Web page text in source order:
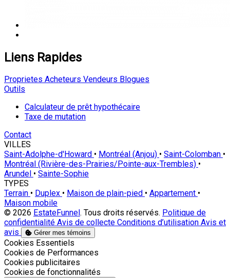
Liens Rapides
Proprietes Acheteurs Vendeurs Blogues
Outils
Calculateur de prêt hypothécaire
Taxe de mutation
Contact
VILLES
Saint-Adolphe-d'Howard • Montréal (Anjou) • Saint-Colomban •
Montréal (Rivière-des-Prairies/Pointe-aux-Trembles) •
Arundel • Sainte-Sophie
TYPES
Terrain • Duplex • Maison de plain-pied • Appartement •
Maison mobile
© 2026 EstateFunnel . Tous droits réservés. Politique de
confidentialité Avis de collecte Conditions d’utilisation Avis et
avis
Gérer mes témoins
Activer
Cookies Essentiels
Activer
Cookies de Performances
Activer
Cookies publicitaires
Activer
Cookies de fonctionnalités